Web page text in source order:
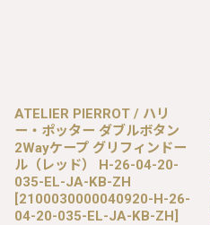
ATELIER PIERROT / ハリ
ー・ポッター ダブルボタン
2Wayケープ グリフィンドー
ル（レッド） H-26-04-20-
035-EL-JA-KB-ZH
[2100030000040920-H-26-
04-20-035-EL-JA-KB-ZH]